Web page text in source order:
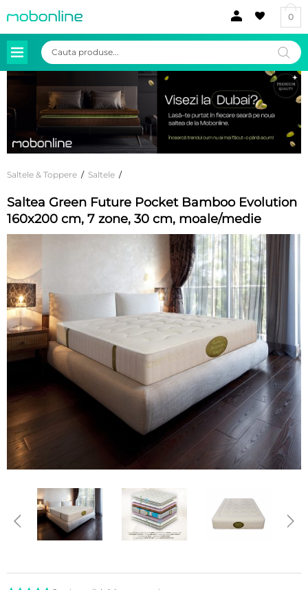
0
Products
search
Saltele & Toppere / Saltele /
Saltea Green Future Pocket Bamboo Evolution
160x200 cm, 7 zone, 30 cm, moale/medie